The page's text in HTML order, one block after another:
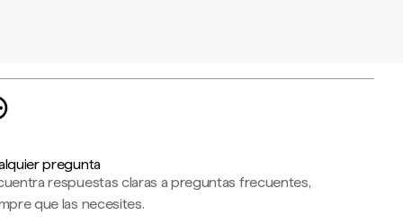
pregunta
respuestas claras a preguntas frecuentes,
que las necesites.